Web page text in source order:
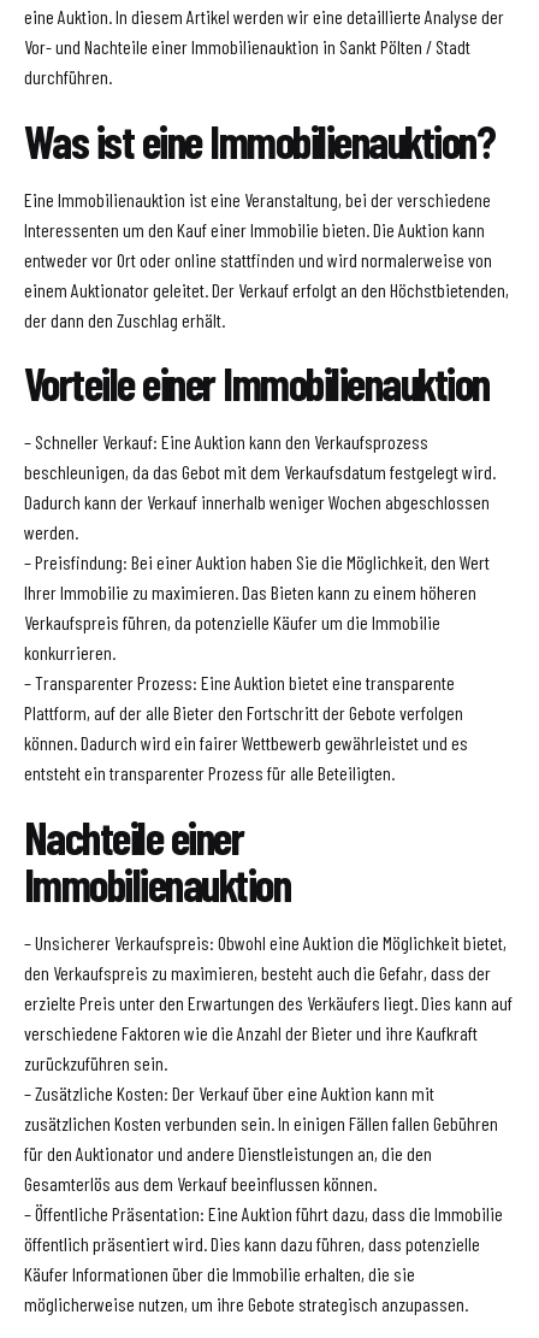
eine Auktion. In diesem Artikel werden wir eine detaillierte Analyse der
Vor- und Nachteile einer Immobilienauktion in Sankt Pölten / Stadt
durchführen.
Was ist eine Immobilienauktion?
Eine Immobilienauktion ist eine Veranstaltung, bei der verschiedene
Interessenten um den Kauf einer Immobilie bieten. Die Auktion kann
entweder vor Ort oder online stattfinden und wird normalerweise von
einem Auktionator geleitet. Der Verkauf erfolgt an den Höchstbietenden,
der dann den Zuschlag erhält.
Vorteile einer Immobilienauktion
– Schneller Verkauf: Eine Auktion kann den Verkaufsprozess
beschleunigen, da das Gebot mit dem Verkaufsdatum festgelegt wird.
Dadurch kann der Verkauf innerhalb weniger Wochen abgeschlossen
werden.
– Preisfindung: Bei einer Auktion haben Sie die Möglichkeit, den Wert
Ihrer Immobilie zu maximieren. Das Bieten kann zu einem höheren
Verkaufspreis führen, da potenzielle Käufer um die Immobilie
konkurrieren.
– Transparenter Prozess: Eine Auktion bietet eine transparente
Plattform, auf der alle Bieter den Fortschritt der Gebote verfolgen
können. Dadurch wird ein fairer Wettbewerb gewährleistet und es
entsteht ein transparenter Prozess für alle Beteiligten.
Nachteile einer
Immobilienauktion
– Unsicherer Verkaufspreis: Obwohl eine Auktion die Möglichkeit bietet,
den Verkaufspreis zu maximieren, besteht auch die Gefahr, dass der
erzielte Preis unter den Erwartungen des Verkäufers liegt. Dies kann auf
verschiedene Faktoren wie die Anzahl der Bieter und ihre Kaufkraft
zurückzuführen sein.
– Zusätzliche Kosten: Der Verkauf über eine Auktion kann mit
zusätzlichen Kosten verbunden sein. In einigen Fällen fallen Gebühren
für den Auktionator und andere Dienstleistungen an, die den
Gesamterlös aus dem Verkauf beeinflussen können.
– Öffentliche Präsentation: Eine Auktion führt dazu, dass die Immobilie
öffentlich präsentiert wird. Dies kann dazu führen, dass potenzielle
Käufer Informationen über die Immobilie erhalten, die sie
möglicherweise nutzen, um ihre Gebote strategisch anzupassen.